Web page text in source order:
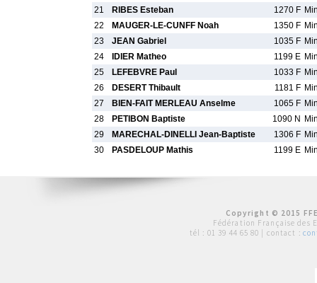
21
RIBES Esteban 1270 F
22
MAUGER-LE-CUNFF Noah 1350 F
23
JEAN Gabriel 1035 F
24
IDIER Matheo 1199 E
25
LEFEBVRE Paul 1033 F
26
DESERT Thibault 1181 F
27
BIEN-FAIT MERLEAU Anselme 1065 F
28
PETIBON Baptiste 1090 N
29
MARECHAL-DINELLI Jean-Baptiste 1306 F
30
PASDELOUP Mathis 1199 E
Copyright © 2015
Fédération Française des
tél : 01 39 44 65 80 | contact :